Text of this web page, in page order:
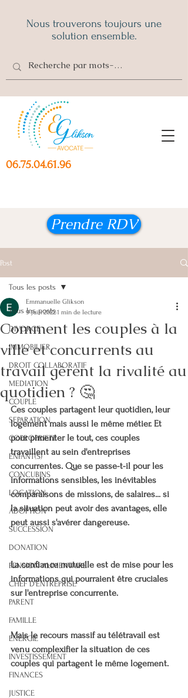
06.75.04.61.96
Nous trouverons toujours une
solution ensemble.
Prendre RDV
Post
Tous les posts
DIVORCE
IMMOBILIER
DROIT COLLABORATIF
MEDIATION
COUPLE
SEPARATION
COPROPRIETE
ENFANT(S)
CONCUBINS
LOCATION
ADOPTION
SUCCESSION
DONATION
PENSION ALIMENTAIRE
CHEF D'ENTREPRISE
PARENT
FAMILLE
ENERGIE
INVESTISSEMENT
FINANCES
JUSTICE
Tous les posts
Comment les couples à la
ville et concurrents au
travail gèrent la rivalité au
quotidien ? 🤔
Emmanuelle Glikson
9 juin 20221 min de lecture
Ces couples partagent leur quotidien, leur
logement mais aussi le même métier. Et
pour pimenter le tout, ces couples
travaillent au sein d'entreprises
concurrentes. Que se passe-t-il pour les
informations sensibles, les inévitables
comparaisons de missions, de salaires... si
la situation peut avoir des avantages, elle
peut aussi s'avérer dangereuse.
La confiance mutuelle est de mise pour les
informations qui pourraient être cruciales
sur l'entreprise concurrente.
Mais le recours massif au télétravail est
venu complexifier la situation de ces
couples qui partagent le même logement.